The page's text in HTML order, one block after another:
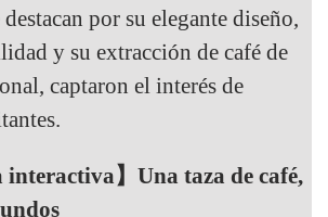
por su elegante diseño,
y su extracción de café de
captaron el interés de
interactiva】Una taza de café,